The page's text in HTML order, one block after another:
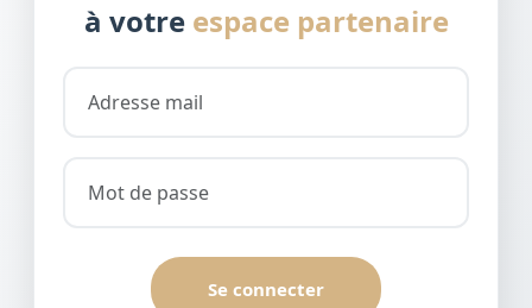
à votre espace partenaire
Se connecter